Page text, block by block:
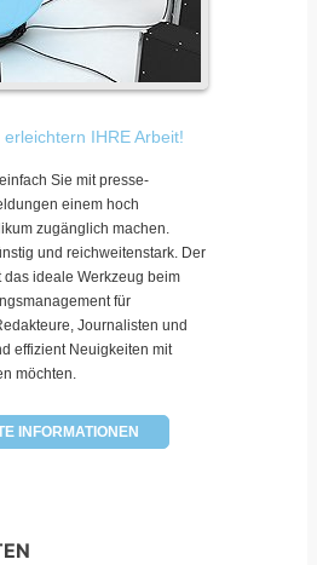
IHRE Arbeit!
Sie mit presse-
einem hoch
zugänglich machen.
und reichweitenstark. Der
das ideale Werkzeug beim
für
Journalisten und
effizient Neuigkeiten mit
möchten.
INFORMATIONEN